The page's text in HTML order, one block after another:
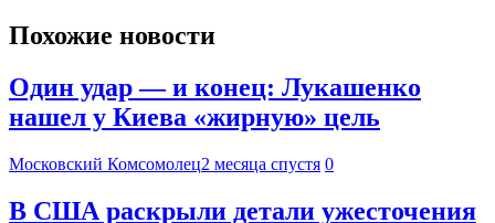
Похожие новости
Один удар — и конец: Лукашенко
нашел у Киева «жирную» цель
Московский Комсомолец2 месяца спустя 0
В США раскрыли детали ужесточения